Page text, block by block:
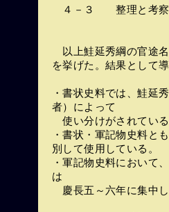
４－３ 整理と考察
以上鮭延秀綱の官途
を挙げた。結果として
・書状史料では、鮭延
者）によって
使い分けがされてい
・書状・軍記物史料と
別して使用している。
・軍記物史料において
は
慶長五～六年に集中